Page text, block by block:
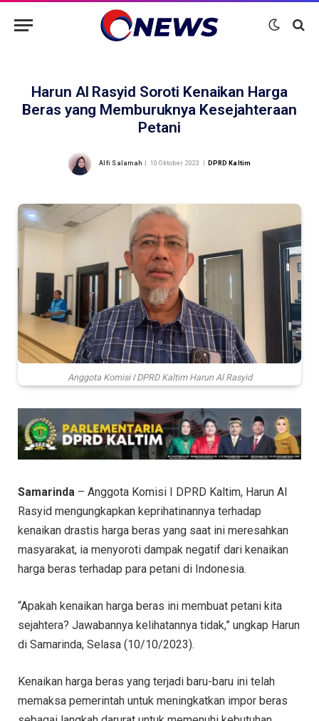
Harun Al Rasyid Soroti Kenaikan Harga
Beras yang Memburuknya Kesejahteraan
Petani
Alfi Salamah 10 Oktober 2023 DPRD Kaltim
Anggota Komisi I DPRD Kaltim Harun Al Rasyid
Samarinda – Anggota Komisi I DPRD Kaltim, Harun Al
Rasyid mengungkapkan keprihatinannya terhadap
kenaikan drastis harga beras yang saat ini meresahkan
masyarakat, ia menyoroti dampak negatif dari kenaikan
harga beras terhadap para petani di Indonesia.
“Apakah kenaikan harga beras ini membuat petani kita
sejahtera? Jawabannya kelihatannya tidak,” ungkap Harun
di Samarinda, Selasa (10/10/2023).
Kenaikan harga beras yang terjadi baru-baru ini telah
memaksa pemerintah untuk meningkatkan impor beras